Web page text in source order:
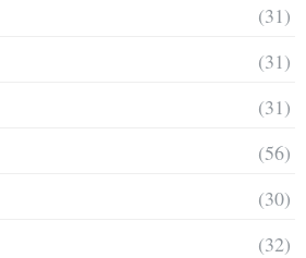
(31)
(31)
(31)
(56)
(30)
(32)